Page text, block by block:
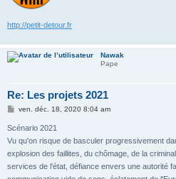
http://petit-detour.fr
Nawak
Pape
Re: Les projets 2021
M
s
a
g
e
ven. déc. 18, 2020 8:04 am
Scénario 2021
Vu qu'on risque de basculer progressivement
explosion des faillites, du chômage, de la
services de l'état, défiance envers une autorité